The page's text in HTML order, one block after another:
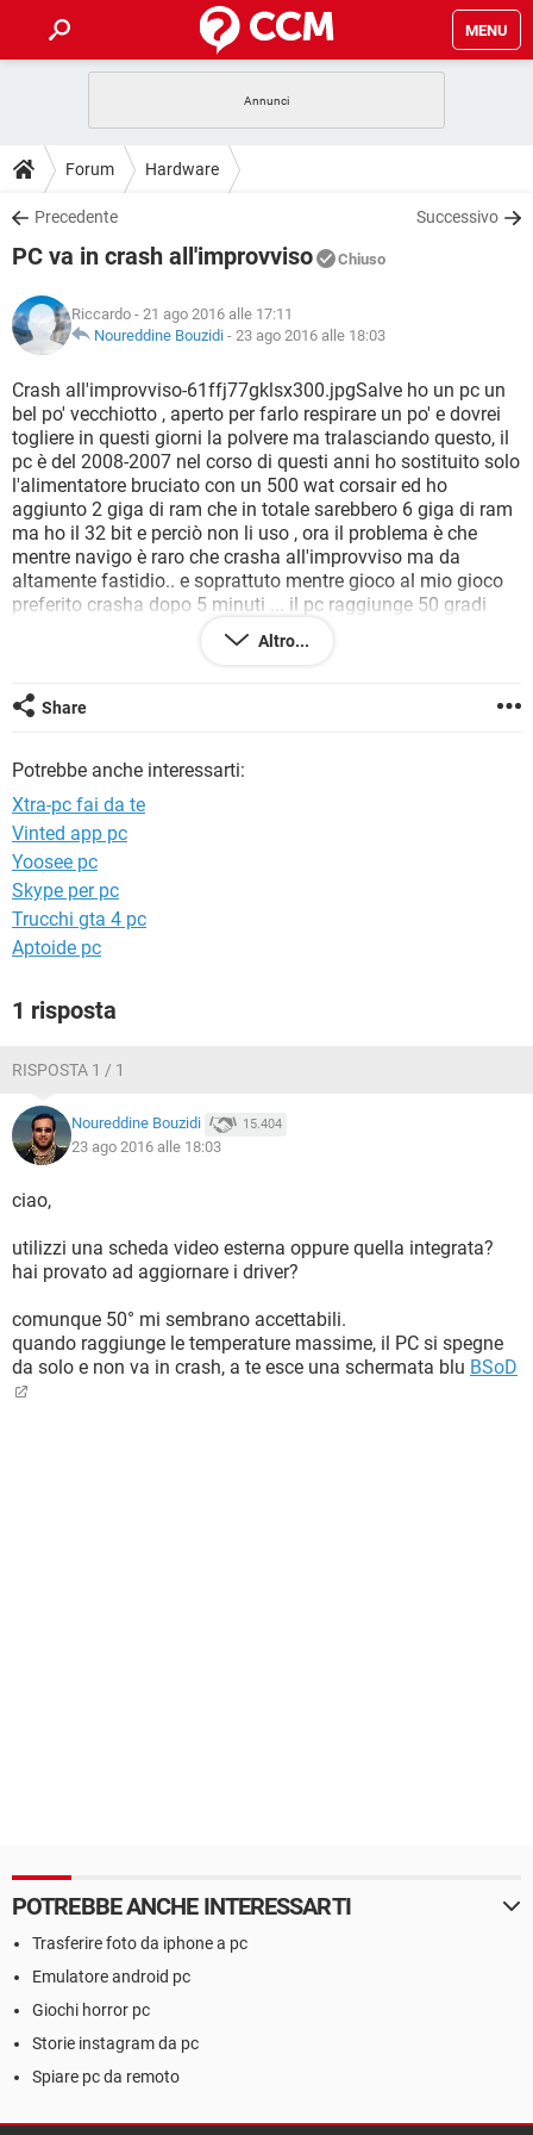
MENU
INTRATTENIMENTO
iOS
INSTAGRAM WHATSAPP
TIKTOK
HARDWARE
GUIDE
COVID-19
INSTAGRAM WHATSAPP
TIKTOK
HARDWARE
DOWNLOAD
COVID-19 GAMING
INTRATTENIMENTO
iOS WINDOWS 10
INSTAGRAM WHATSAPP
TIKTOK FACEBOOK
HARDWARE
COVID-19 GAMING
INTRATTENIMENTO
iOS WINDOWS 10
INSTAGRAM WHATSAPP
TIKTOK FACEBOOK
HARDWARE
GLOSSARIO
COVID-19 GAMING
INTRATTENIMENTO ANDROID
iOS WINDOWS 10
INSTAGRAM WHATSAPP
TIKTOK FACEBOOK
HARDWARE
Forum Hardware
Precedente Successivo
PC va in crash all'improvviso Chiuso
Riccardo - 21 ago 2016 alle 17:11
Noureddine Bouzidi - 23 ago 2016 alle 18:03
Crash all'improvviso-61ffj77gklsx300.jpgSalve ho un pc un
bel po' vecchiotto , aperto per farlo respirare un po' e dovrei
togliere in questi giorni la polvere ma tralasciando questo, il
pc è del 2008-2007 nel corso di questi anni ho sostituito solo
l'alimentatore bruciato con un 500 wat corsair ed ho
aggiunto 2 giga di ram che in totale sarebbero 6 giga di ram
ma ho il 32 bit e perciò non li uso , ora il problema è che
mentre navigo è raro che crasha all'improvviso ma da
altamente fastidio.. e soprattuto mentre gioco al mio gioco
preferito crasha dopo 5 minuti ... il pc raggiunge 50 gradi
Le mie caratteristiche ( non sono tanto esperto perciò se dico
Scheda madre : ASUS P5G41T -M LX
Scheda video : Intel g41 express chipset (INTEGRATA)
Ram : 2 banchi , un banco di 2 gigabyte e un altro banco
occupato da un 4 gigabyte corsair (che utilizzo)
Ah e ho installato windows 10 32 bit EnterPrise
Altro...
Share
Potrebbe anche interessarti:
Xtra-pc fai da te
Vinted app pc
Yoosee pc
Skype per pc
Trucchi gta 4 pc
Aptoide pc
1 risposta
RISPOSTA 1 / 1
Noureddine Bouzidi 15.404
23 ago 2016 alle 18:03
ciao,
utilizzi una scheda video esterna oppure quella integrata?
hai provato ad aggiornare i driver?
comunque 50° mi sembrano accettabili.
quando raggiunge le temperature massime, il PC si spegne
da solo e non va in crash, a te esce una schermata blu BSoD
POTREBBE ANCHE INTERESSARTI
Trasferire foto da iphone a pc
Emulatore android pc
Giochi horror pc
Storie instagram da pc
Spiare pc da remoto